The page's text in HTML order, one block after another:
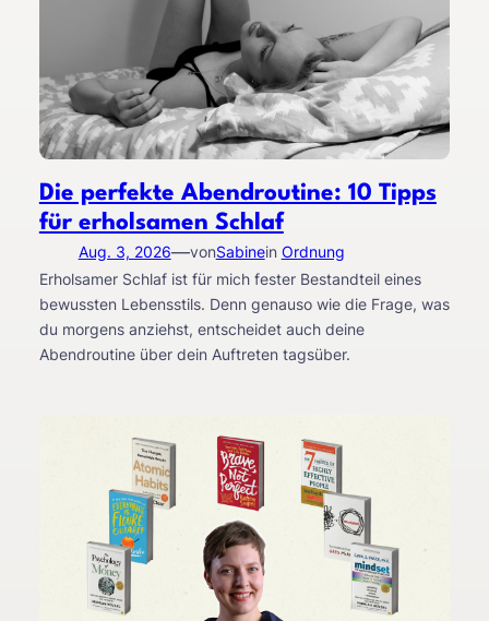
Die perfekte Abendroutine: 10 Tipps
für erholsamen Schlaf
Aug. 3, 2026—vonSabinein Ordnung
Erholsamer Schlaf ist für mich fester Bestandteil eines
bewussten Lebensstils. Denn genauso wie die Frage, was
du morgens anziehst, entscheidet auch deine
Abendroutine über dein Auftreten tagsüber.